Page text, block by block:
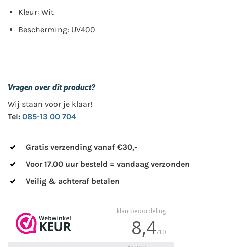
Kleur: Wit
Bescherming: UV400
Vragen over dit product?
Wij staan voor je klaar!
Tel: 085-13 00 704
Gratis verzending vanaf €30,-
Voor 17.00 uur besteld = vandaag verzonden
Veilig & achteraf betalen